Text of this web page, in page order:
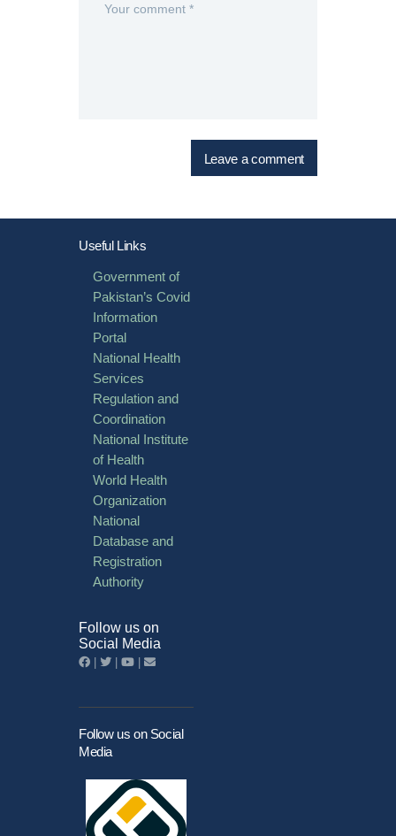
Useful Links
Government of
Pakistan’s Covid
Information
Portal
National Health
Services
Regulation and
Coordination
National Institute
of Health
World Health
Organization
National
Database and
Registration
Authority
Follow us on
Social Media
Follow us on Social
Media